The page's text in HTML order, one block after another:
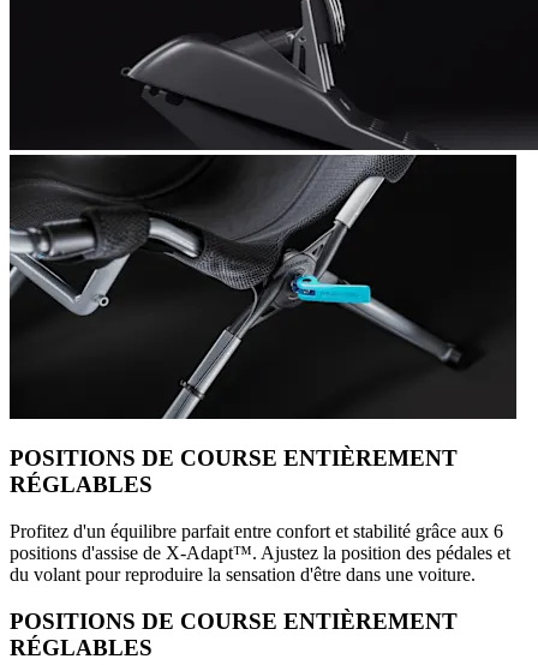
POSITIONS DE COURSE ENTIÈREMENT
RÉGLABLES
Profitez d'un équilibre parfait entre confort et stabilité grâce aux 6
positions d'assise de X-Adapt™. Ajustez la position des pédales et
du volant pour reproduire la sensation d'être dans une voiture.
POSITIONS DE COURSE ENTIÈREMENT
RÉGLABLES